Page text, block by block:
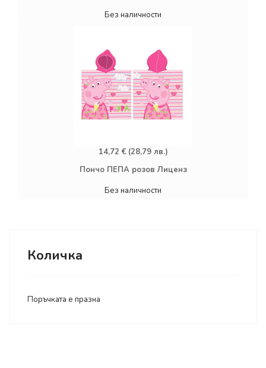
Без наличности
14,72 € (28,79 лв.)
Пончо ПЕПА розов Лиценз
Без наличности
Количка
Поръчката е празна